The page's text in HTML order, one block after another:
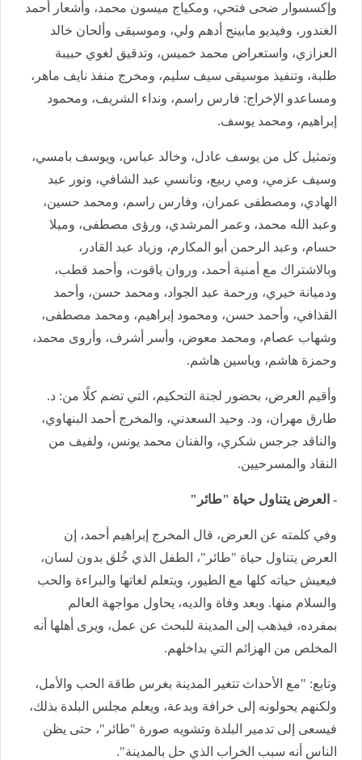
وإكسسوار ضحى فتحي، ومكياج ميسون محمد، وأشعار أحمد
الغندور، وفيديو مابينج أدهم ولي، وموسيقى وألحان خالد
العزازي، واستعراض محمد خميس، وتدقيق لغوي حبيبة
طلبة، وتنفيذ موسيقى سيف سليم، ومخرج منفذ نايف ماهر،
ومساعدو الإخراج: فارس راسم، ونداء الشريف، ومحمود
إبراهيم، ومحمد يوسف.
وتمثيل كل من يوسف عادل، وخالد عباس، ويوسف بامسي،
وسيف عزمي، ومي ربيع، ونانسي عبد الشافي، ونور عبد
الهادي، ومصطفى عمران، وفارس راسم، ومحمد حسين،
وعبد الله محمد، وعمر المرشدي، ورؤى مصطفى، وميلا
حسام، وعبد الرحمن أبو المكارم، وزياد عبد القادر،
وبالاشتراك مع أمنية أحمد، وروان ياقوت، وأحمد قطب،
ودميانة خيري، ورحمة عبد الجواد، ومحمد حسن، وأحمد
القذافي، وأحمد حسن، ومحمود إبراهيم، ومحمد مصطفى،
وشهاب عصام، ومحمد معوض، وأسر أشرف، وأروى محمد،
وحمزة هاشم، وياسين هاشم.
وأقيم العرض، بحضور لجنة التحكيم، التي تضم كلًا من: د.
طارق مهران، ود. وحيد السعدني، والمخرج أحمد البنهاوي،
والناقد جرجس شكري، والفنان محمد يونس، ولفيف من
النقاد والمسرحيين.
- العرض يتناول حياة "طائر"
وفي كلمته عن العرض، قال المخرج إبراهيم أحمد، إن
العرض يتناول حياة "طائر"، الطفل الذي خُلق بدون لسان،
فيعيش حياته كلها مع الطيور، ويتعلم لغاتها والبراءة والحب
والسلام منها. وبعد وفاة والديه، يحاول مواجهة العالم
بمفرده، فيذهب إلى المدينة للبحث عن عمل، ويرى أهلها أنه
المخلص من الهزائم التي بداخلهم.
وتابع: "مع الأحداث تتغير المدينة بغرس طاقة الحب والأمل،
ولكنهم يحولونه إلى خرافة وبدعة، ويعلم مجلس البلدة بذلك،
فيسعى إلى تدمير البلدة وتشويه صورة "طائر"، حتى يظن
الناس أنه سبب الخراب الذي حل بالمدينة".